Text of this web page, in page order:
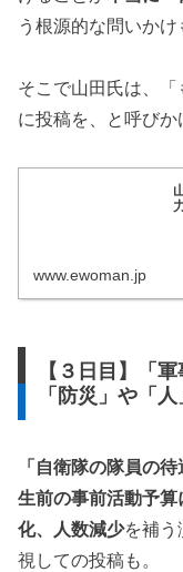
う根源的な問いかけ
そこで山田氏は、
に投稿を、と呼びか
www.ewoman.jp
【３日目】「
「防災」や「
「自衛隊の隊員の
生前の事前活動予算
化、人数減少を補う
視しての投稿も。